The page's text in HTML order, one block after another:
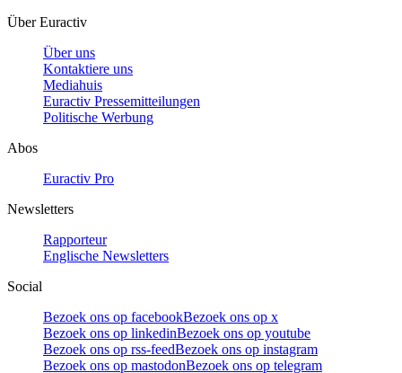
Über Euractiv
Über uns
Kontaktiere uns
Mediahuis
Euractiv Pressemitteilungen
Politische Werbung
Abos
Euractiv Pro
Newsletters
Rapporteur
Englische Newsletters
Social
Bezoek ons op facebookBezoek ons op x
Bezoek ons op linkedinBezoek ons op youtube
Bezoek ons op rss-feedBezoek ons op instagram
Bezoek ons op mastodonBezoek ons op telegram